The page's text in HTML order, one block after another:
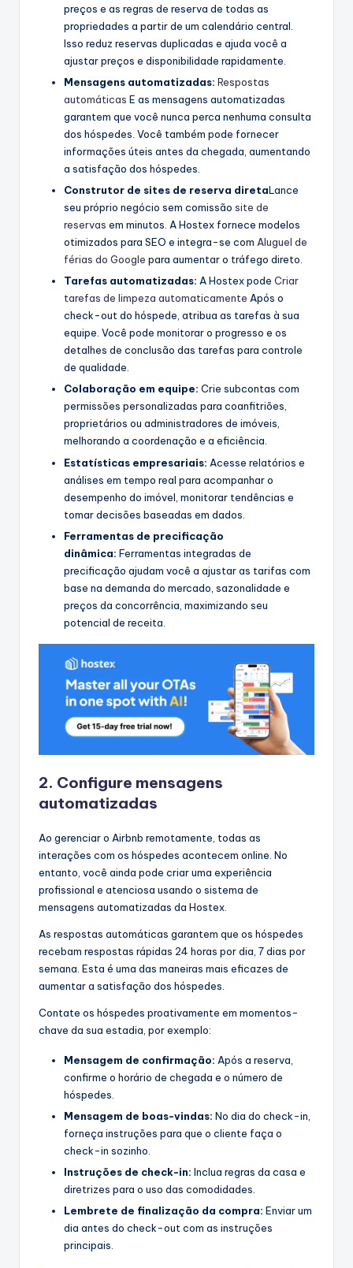
preços e as regras de reserva de todas as
propriedades a partir de um calendário central.
Isso reduz reservas duplicadas e ajuda você a
ajustar preços e disponibilidade rapidamente.
Mensagens automatizadas: Respostas
automáticas E as mensagens automatizadas
garantem que você nunca perca nenhuma consulta
dos hóspedes. Você também pode fornecer
informações úteis antes da chegada, aumentando
a satisfação dos hóspedes.
Construtor de sites de reserva diretaLance
seu próprio negócio sem comissão site de
reservas em minutos. A Hostex fornece modelos
otimizados para SEO e integra-se com Aluguel de
férias do Google para aumentar o tráfego direto.
Tarefas automatizadas: A Hostex pode Criar
tarefas de limpeza automaticamente Após o
check-out do hóspede, atribua as tarefas à sua
equipe. Você pode monitorar o progresso e os
detalhes de conclusão das tarefas para controle
de qualidade.
Colaboração em equipe: Crie subcontas com
permissões personalizadas para coanfitriões,
proprietários ou administradores de imóveis,
melhorando a coordenação e a eficiência.
Estatísticas empresariais: Acesse relatórios e
análises em tempo real para acompanhar o
desempenho do imóvel, monitorar tendências e
tomar decisões baseadas em dados.
Ferramentas de precificação
dinâmica: Ferramentas integradas de
precificação ajudam você a ajustar as tarifas com
base na demanda do mercado, sazonalidade e
preços da concorrência, maximizando seu
potencial de receita.
2. Configure mensagens
automatizadas
Ao gerenciar o Airbnb remotamente, todas as
interações com os hóspedes acontecem online. No
entanto, você ainda pode criar uma experiência
profissional e atenciosa usando o sistema de
mensagens automatizadas da Hostex.
As respostas automáticas garantem que os hóspedes
recebam respostas rápidas 24 horas por dia, 7 dias por
semana. Esta é uma das maneiras mais eficazes de
aumentar a satisfação dos hóspedes.
Contate os hóspedes proativamente em momentos-
chave da sua estadia, por exemplo:
Mensagem de confirmação: Após a reserva,
confirme o horário de chegada e o número de
hóspedes.
Mensagem de boas-vindas: No dia do check-in,
forneça instruções para que o cliente faça o
check-in sozinho.
Instruções de check-in: Inclua regras da casa e
diretrizes para o uso das comodidades.
Lembrete de finalização da compra: Enviar um
dia antes do check-out com as instruções
principais.